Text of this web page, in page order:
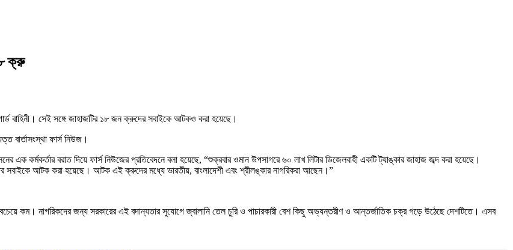
ক্রু
বাহিনী। সেই সঙ্গে জাহাজটির ১৮ জন ক্রুদের সবাইকে আটকও করা হয়েছে।
বার্তাসংস্থা ফার্স নিউজ।
এক কর্মকর্তার বরাত দিয়ে ফার্স নিউজের প্রতিবেদনে বলা হয়েছে, “শুক্রবার ওমান উপসাগরে ৬০ লাখ লিটার ডিজেলবাহী একটি ট্যাঙ্কার জাহাজ জব্দ করা হয়েছে।
সবাইকে আটক করা হয়েছে। আটক এই ক্রুদের মধ্যে ভারতীয়, বাংলাদেশী এবং শ্রীলঙ্কার নাগরিকরা আছেন।”
কম। নাগরিকদের জন্য সরকারের এই বদান্যতার সুযোগে জ্বালানি তেল চুরি ও পাচারকারী বেশ কিছু অভ্যন্তরীণ ও আন্তর্জাতিক চক্র গড়ে উঠেছে দেশটিতে। এসব